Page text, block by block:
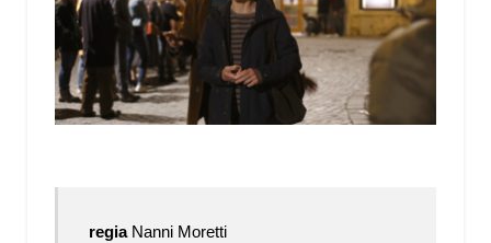
regiaNanni Moretti